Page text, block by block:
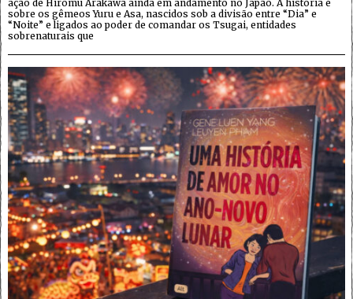
ação de Hiromu Arakawa ainda em andamento no Japão. A história é
sobre os gêmeos Yuru e Asa, nascidos sob a divisão entre “Dia” e
“Noite” e ligados ao poder de comandar os Tsugai, entidades
sobrenaturais que